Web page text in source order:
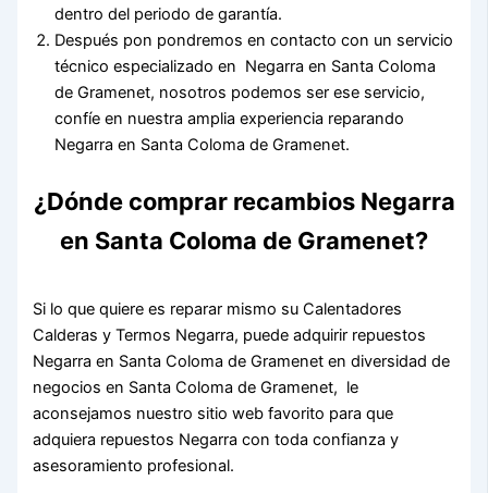
dentro del periodo de garantía.
Después pon pondremos en contacto con un servicio
técnico especializado en Negarra en Santa Coloma
de Gramenet, nosotros podemos ser ese servicio,
confíe en nuestra amplia experiencia reparando
Negarra en Santa Coloma de Gramenet.
¿Dónde comprar recambios Negarra
en Santa Coloma de Gramenet?
Si lo que quiere es reparar mismo su Calentadores
Calderas y Termos Negarra, puede adquirir repuestos
Negarra en Santa Coloma de Gramenet en diversidad de
negocios en Santa Coloma de Gramenet, le
aconsejamos nuestro sitio web favorito para que
adquiera repuestos Negarra con toda confianza y
asesoramiento profesional.